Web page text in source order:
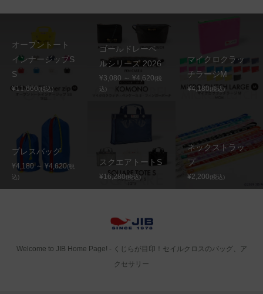
オープントート
インナージップS
S
¥11,660(税込)
ゴールドレーベ
ルシリーズ 2026
¥3,080 ～ ¥4,620(税
込)
マイクロクラッ
チラージM
¥4,180(税込)
プレスバッグ
¥4,180 ～ ¥4,620(税
込)
スクエアトートS
¥16,280(税込)
ネックストラッ
プ
¥2,200(税込)
Welcome to JIB Home Page! ‐ くじらが目印！セイルクロスのバッグ、ア
クセサリー